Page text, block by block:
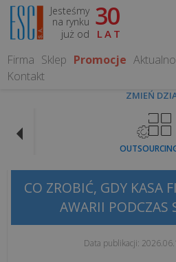
Jesteśmy
na rynku
już od
30
LAT
Firma Sklep Promocje
Kontakt
ZMIEŃ
TEMATY
FISKALNE
Koniec
NIP
kasie
fiskalnej.
CO ZROBIĆ, GDY KASA
AWARII PODCZAS
Data publikacji: